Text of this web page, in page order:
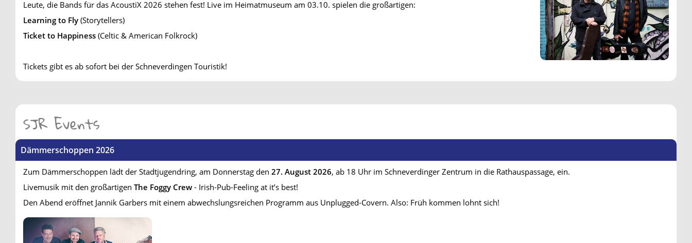
Leute, die Bands für das AcoustiX 2026 stehen fest! Live im Heimatmuseum am 03.10. spielen die großartigen:
Learning to Fly (Storytellers)
Ticket to Happiness (Celtic & American Folkrock)
Tickets gibt es ab sofort bei der Schneverdingen Touristik!
SJR Events
Dämmerschoppen 2026
Zum Dämmerschoppen lädt der Stadtjugendring, am Donnerstag den 27. August 2026, ab 18 Uhr im Schneverdinger Zentrum in die Rathauspassage, ein.
Livemusik mit den großartigen The Foggy Crew - Irish-Pub-Feeling at it’s best!
Den Abend eröffnet Jannik Garbers mit einem abwechslungsreichen Programm aus Unplugged-Covern. Also: Früh kommen lohnt sich!